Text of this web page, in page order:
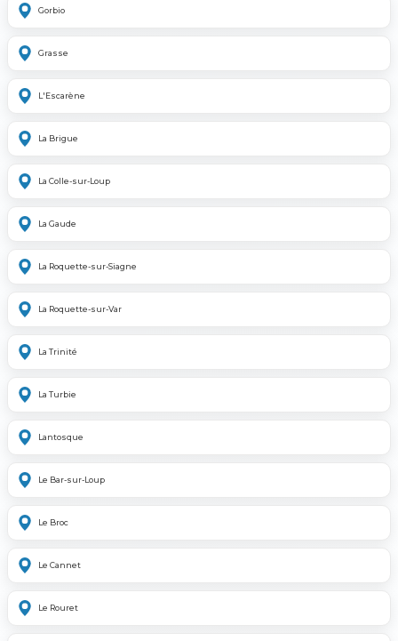
Gorbio
Grasse
L'Escarène
La Brigue
La Colle-sur-Loup
La Gaude
La Roquette-sur-Siagne
La Roquette-sur-Var
La Trinité
La Turbie
Lantosque
Le Bar-sur-Loup
Le Broc
Le Cannet
Le Rouret